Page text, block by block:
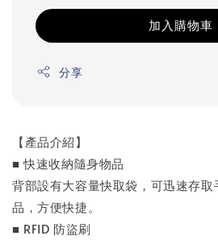
加入購物車
分享
【產品介紹】
■ 快速收納隨身物品
背部設有大容量快取袋，可迅速存
品，方便快捷。
■ RFID 防盜刷